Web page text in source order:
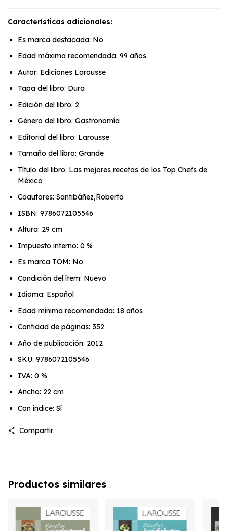
Características adicionales:
Es marca destacada: No
Edad máxima recomendada: 99 años
Autor: Ediciones Larousse
Tapa del libro: Dura
Edición del libro: 2
Género del libro: Gastronomía
Editorial del libro: Larousse
Tamaño del libro: Grande
Título del libro: Las mejores recetas de los Top Chefs de
México
Coautores: Santibáñez,Roberto
ISBN: 9786072105546
Altura: 29 cm
Impuesto interno: 0 %
Es marca TOM: No
Condición del ítem: Nuevo
Idioma: Español
Edad mínima recomendada: 18 años
Cantidad de páginas: 352
Año de publicación: 2012
SKU: 9786072105546
IVA: 0 %
Ancho: 22 cm
Con índice: Sí
Compartir
Productos similares